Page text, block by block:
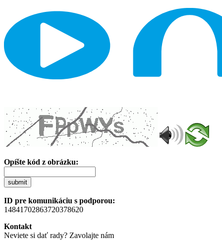
Opíšte kód z obrázku:
submit
ID pre komunikáciu s podporou:
14841702863720378620
Kontakt
Neviete si dať rady? Zavolajte nám